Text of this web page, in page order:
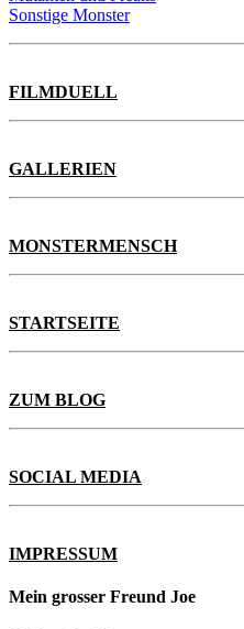
Sonstige Monster
FILMDUELL
GALLERIEN
MONSTERMENSCH
STARTSEITE
ZUM BLOG
SOCIAL MEDIA
IMPRESSUM
Mein grosser Freund Joe